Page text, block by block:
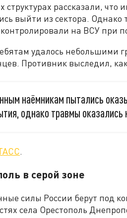
структурах рассказали,
выйти из сектора.
на ВСУ при
удалось небольшими
Противник выследил,
наёмникам пытались
однако травмы
.
в серой зоне
силы России берут под
села Орестополь